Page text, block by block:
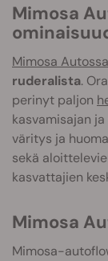
Mimosa Auton geneettiset
Mimosa Autossa
ruderalista.
perinyt paljon
kasvamisajan
väritys ja
sekä
kasvattajien
Mimosa
Mimosa-